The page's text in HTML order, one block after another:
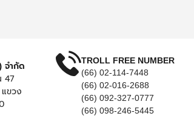
จำกัด
47
ขวง
TROLL FREE NUMBER
(66) 02-114-7448
(66) 02-016-2688
(66) 092-327-0777
(66) 098-246-5445